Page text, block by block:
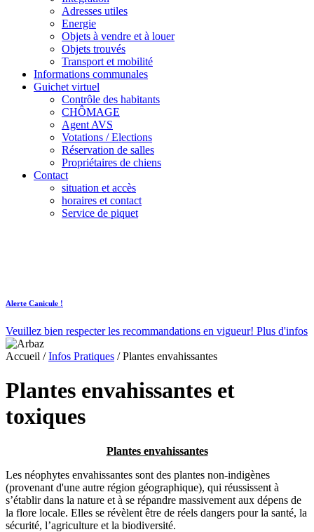
Adresses utiles
Energie
Objets à vendre et à louer
Objets trouvés
Transport et mobilité
Informations communales
Guichet virtuel
Contrôle des habitants
CHÔMAGE
Agent AVS
Votations / Elections
Réservation de salles
Propriétaires de chiens
Contact
situation et accès
horaires et contact
Service de piquet
Alerte Canicule !
Veuillez bien respecter les recommandations en vigueur! Plus d'infos
Accueil /Infos Pratiques /Plantes envahissantes
Plantes envahissantes et
toxiques
Plantes envahissantes
Les néophytes envahissantes sont des plantes non-indigènes
(provenant d'une autre région géographique), qui réussissent à
s’établir dans la nature et à se répandre massivement aux dépens de
la flore locale. Elles se révèlent être de réels dangers pour la santé, la
sécurité, l’agriculture et la biodiversité.